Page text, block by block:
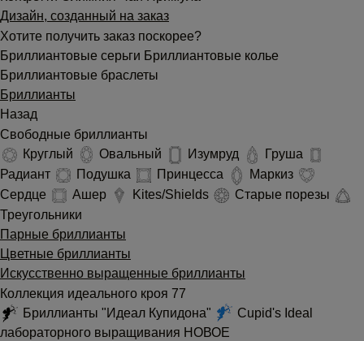
Дизайн, созданный на заказ
Хотите получить заказ поскорее?
Бриллиантовые серьги Бриллиантовые колье
Бриллиантовые браслеты
Бриллианты
Назад
Свободные бриллианты
Круглый
Овальный Изумруд
Груша
Радиант
Подушка Принцесса
Маркиз
Сердце
Ашер Kites/Shields
Старые порезы
Треугольники
Парные бриллианты
Цветные бриллианты
Искусственно выращенные бриллианты
Коллекция идеального кроя 77
Бриллианты "Идеал Купидона"
Cupid's Ideal
лабораторного выращивания НОВОЕ